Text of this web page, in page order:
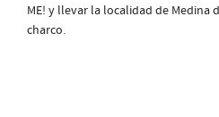
ME! y llevar la localidad de Medina
charco.